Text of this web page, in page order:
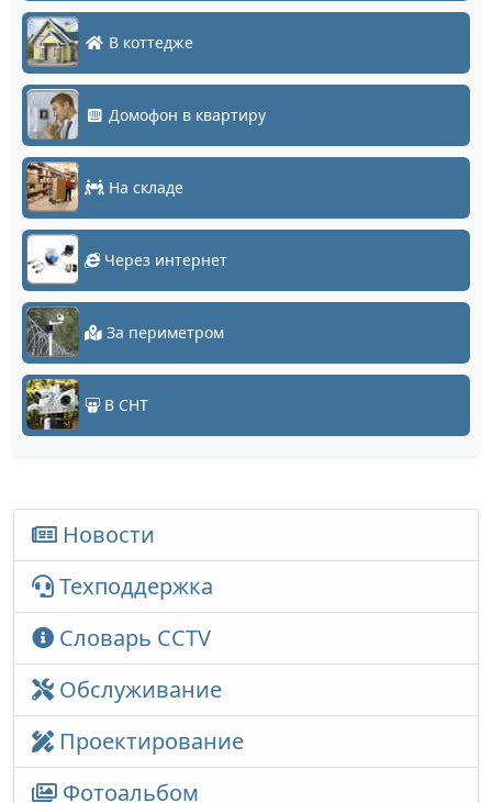
В коттедже
Домофон в квартиру
На складе
Через интернет
За периметром
В СНТ
Новости
Техподдержка
Словарь CCTV
Обслуживание
Проектирование
Фотоальбом